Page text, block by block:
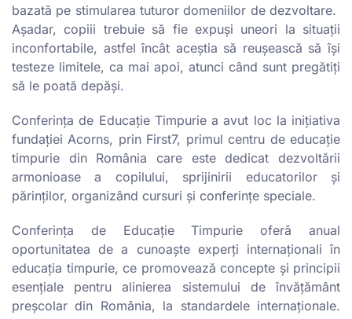
bazată pe stimularea tuturor domeniilor de dezvoltare.
Aşadar, copiii trebuie să fie expuşi uneori la situaţii
inconfortabile, astfel încât aceştia să reuşească să îşi
testeze limitele, ca mai apoi, atunci când sunt pregătiţi
să le poată depăşi.
Conferinţa de Educaţie Timpurie a avut loc la iniţiativa
fundaţiei Acorns, prin First7, primul centru de educaţie
timpurie din România care este dedicat dezvoltării
armonioase a copilului, sprijinirii educatorilor şi
părinţilor, organizând cursuri şi conferinţe speciale.
Conferinţa de Educaţie Timpurie oferă anual
oportunitatea de a cunoaşte experţi internaţionali în
educaţia timpurie, ce promovează concepte şi principii
esenţiale pentru alinierea sistemului de învăţământ
preşcolar din România, la standardele internaţionale.